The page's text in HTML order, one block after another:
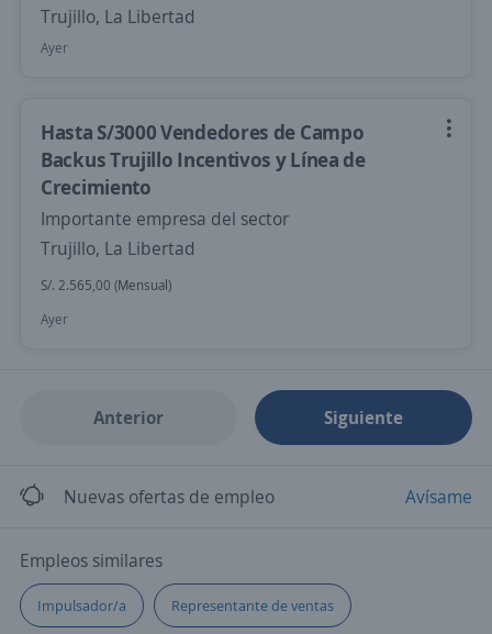
Trujillo, La Libertad
Ayer
Hasta S/3000 Vendedores de Campo
Backus Trujillo Incentivos y Línea de
Crecimiento
Importante empresa del sector
Trujillo, La Libertad
S/. 2.565,00 (Mensual)
Ayer
Anterior Siguiente
Nuevas ofertas de empleo Avísame
Empleos similares
Impulsador/a Representante de ventas